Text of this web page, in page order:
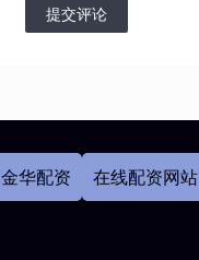
提交评论
金华配资 在线配资网站